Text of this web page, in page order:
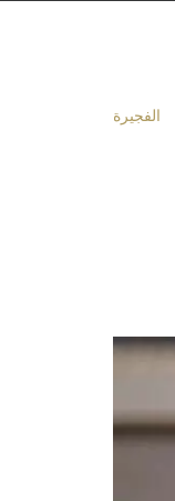
الفجيرة